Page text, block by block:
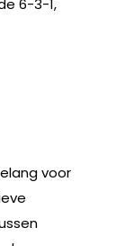
6-3-1,
voor